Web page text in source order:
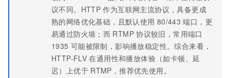
议不同。HTTP 作为互联网主流协议，具备更成
熟的网络优化基础，且默认使用 80/443 端口，更
易通过防火墙；而 RTMP 协议较旧，常用端口
1935 可能被限制，影响播放稳定性。综合来看，
HTTP-FLV 在通用性和播放体验（如卡顿、延
迟）上优于 RTMP，推荐优先使用。